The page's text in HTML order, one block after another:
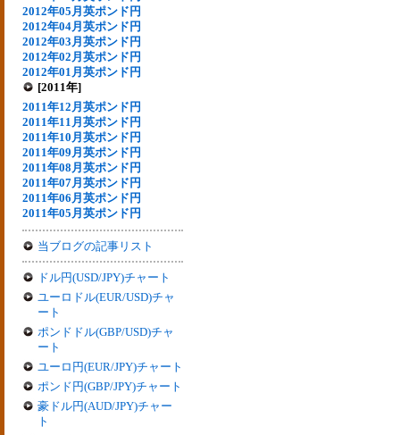
2012年05月英ポンド円
2012年04月英ポンド円
2012年03月英ポンド円
2012年02月英ポンド円
2012年01月英ポンド円
[2011年]
2011年12月英ポンド円
2011年11月英ポンド円
2011年10月英ポンド円
2011年09月英ポンド円
2011年08月英ポンド円
2011年07月英ポンド円
2011年06月英ポンド円
2011年05月英ポンド円
当ブログの記事リスト
ドル円(USD/JPY)チャート
ユーロドル(EUR/USD)チャ
ート
ポンドドル(GBP/USD)チャ
ート
ユーロ円(EUR/JPY)チャート
ポンド円(GBP/JPY)チャート
豪ドル円(AUD/JPY)チャー
ト